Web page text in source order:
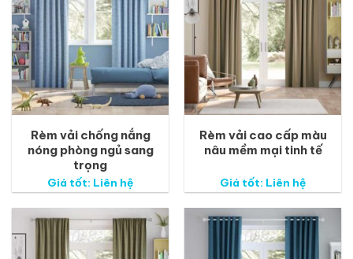
Rèm vải chống nắng
nóng phòng ngủ sang
trọng
Giá tốt: Liên hệ
Rèm vải cao cấp màu
nâu mềm mại tinh tế
Giá tốt: Liên hệ